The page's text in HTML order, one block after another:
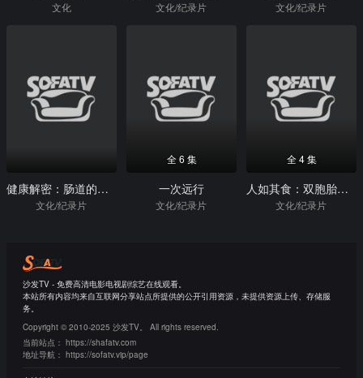
文化 文化/纪录片 文化/纪录片
健康解密：肠道的奥秘
文化/纪录片
全 6 集
一次远行
文化/纪录片
全 4 集
人如其食：双胞胎饮食实验
文化/纪录片
沙发TV - 免费高清电影电视剧综艺在线观看。
本站所有内容均来自互联网分享站点所提供的公开引用资源，未提供资源上传、存储服
务。
Copyright © 2010-2025 沙发TV。 All rights reserved.
当前站点： https://shafatv.com
地址导航： https://sofatv.vip/page